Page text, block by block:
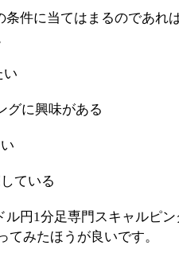
条件に当てはまるのであれ
い
グに興味がある
ている
ル円1分足専門スキャルピ
てみたほうが良いです。